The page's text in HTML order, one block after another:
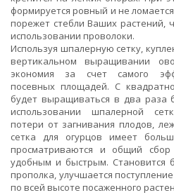
формируется ровный и не
порежет стебли Ваших растений,
использовании проволоки.
Используя шпалерную сетку,
вертикальном выращивании
экономия за счет самого
посевных площадей. С
будет выращиваться в два раза
использовании шпалерной
потери от загнивания плодов,
сетка для огурцов имеет
просматриваются и общий
удобным и быстрым. Становится
прополка, улучшается
по всей высоте посаженного